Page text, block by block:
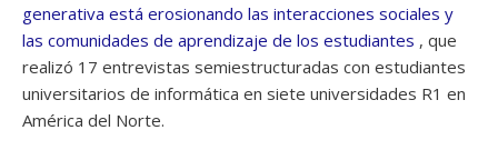
generativa está erosionando las interacciones sociales y
las comunidades de aprendizaje de los estudiantes , que
realizó 17 entrevistas semiestructuradas con estudiantes
universitarios de informática en siete universidades R1 en
América del Norte.